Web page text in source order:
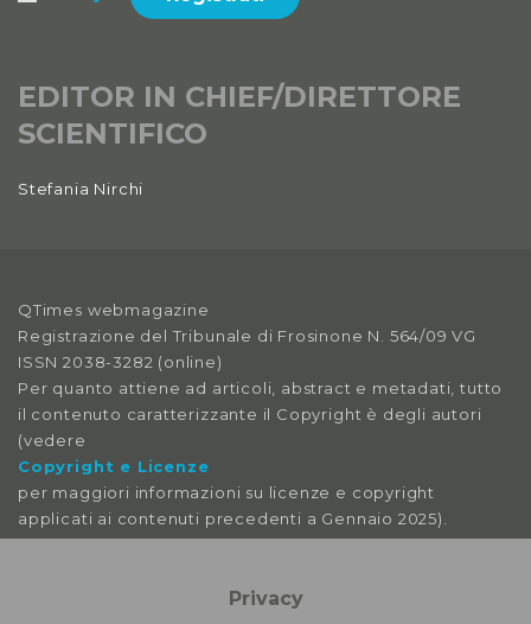
EDITOR IN CHIEF/DIRETTORE
SCIENTIFICO
Stefania Nirchi
QTimes webmagazine
Registrazione del Tribunale di Frosinone N. 564/09 VG
ISSN 2038-3282 (online)
Per quanto attiene ad articoli, abstract e metadati, tutto
il contenuto caratterizzante il Copyright è degli autori
(vedere
Copyright e Licenze
per maggiori informazioni su licenze e copyright
applicati ai contenuti precedenti a Gennaio 2025).
Privacy